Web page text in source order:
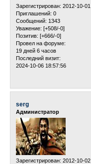
Зарегистрирован: 2012-10-01
Приглашений: 0
Сообщений: 1343
Уважение: [+508/-0]
Позитив: [+666/-0]
Провел на форуме:
19 дней 6 часов
Последний визит:
2024-10-06 18:57:56
serg
Администратор
Зарегистрирован: 2012-10-02